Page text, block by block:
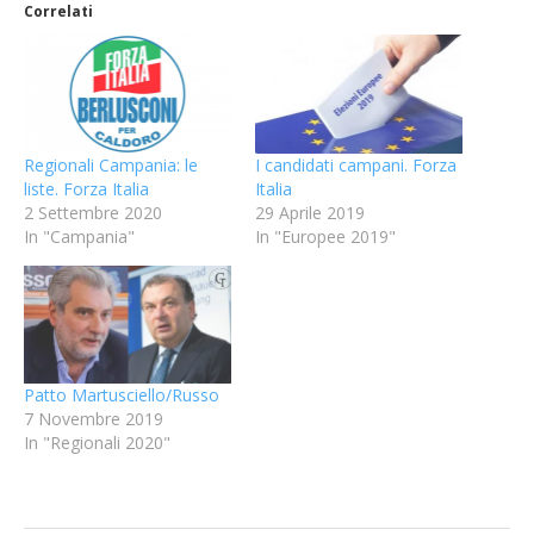
Correlati
Regionali Campania: le
liste. Forza Italia
2 Settembre 2020
In "Campania"
I candidati campani. Forza
Italia
29 Aprile 2019
In "Europee 2019"
Patto Martusciello/Russo
7 Novembre 2019
In "Regionali 2020"